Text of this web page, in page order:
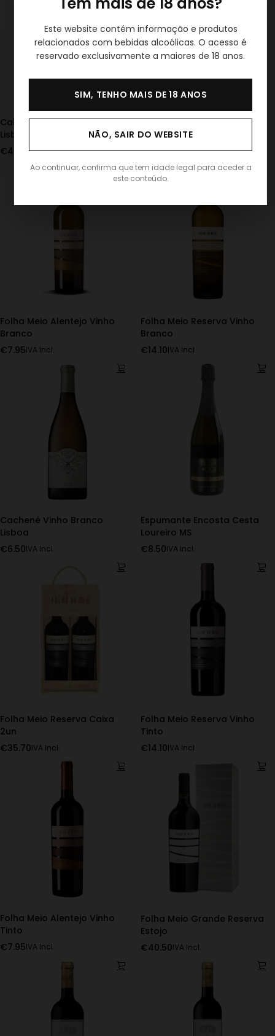
Cabra Figa Vinho Rosé
Lisboa
€4.60 IVA Incl.
Pata Choca Vinho Lisboa
Tinto 3L
€67.50IVA Incl.
Folha Meio Alentejo Vinho
Branco
€7.95IVA Incl.
Folha Meio Reserva Vinho
Branco
€14.10IVA Incl.
Cachené Vinho Branco
Lisboa
€6.50IVA Incl.
Espumante Encosta Cesta
Loureiro MS
€8.50IVA Incl.
Folha Meio Reserva Caixa
2un
€35.70IVA Incl.
Folha Meio Reserva Vinho
Tinto
€14.10IVA Incl.
Folha Meio Alentejo Vinho
Tinto
€7.95IVA Incl.
Folha Meio Grande Reserva
Estojo
€40.50IVA Incl.
Este website contém informação e produtos
relacionados com bebidas alcoólicas. O acesso é
reservado exclusivamente a maiores de 18 anos.
SIM, TENHO MAIS DE 18 ANOS
NÃO, SAIR DO WEBSITE
Ao continuar, confirma que tem idade legal para aceder a
este conteúdo.